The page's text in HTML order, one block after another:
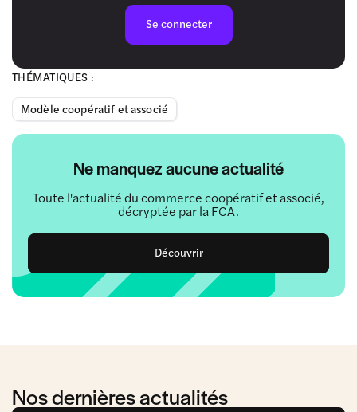
THÉMATIQUES :
Modèle coopératif et associé
Ne manquez aucune actualité
Toute l'actualité du commerce coopératif et associé,
décryptée par la FCA.
Découvrir
Se connecter
Nos dernières actualités